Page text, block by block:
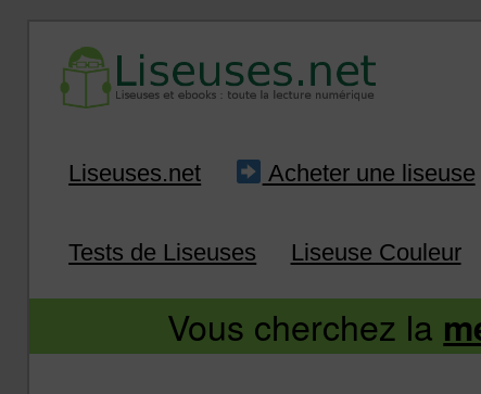
Infos sur les liseuses
Liseuses.net Acheter une liseuse
Tests de Liseuses Liseuse Couleur
Vous cherchez la